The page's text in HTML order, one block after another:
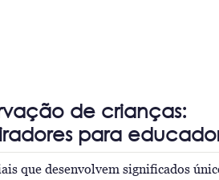
de crianças:
para
que desenvolvem significados